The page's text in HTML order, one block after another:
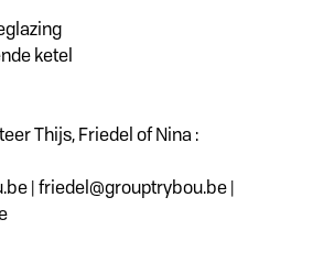
ketel
Thijs, Friedel of Nina :
| friedel@grouptrybou.be |